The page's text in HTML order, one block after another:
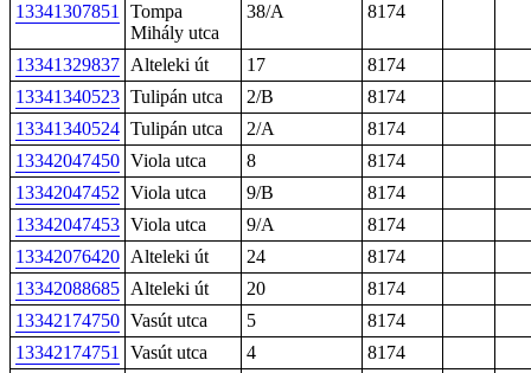
13341307851
Tompa
Mihály utca
38/A 8174
13341329837 Alteleki út 17
8174
13341340523 Tulipán utca 2/B
8174
13341340524 Tulipán utca 2/A
8174
13342047450 Viola utca 8
8174
13342047452 Viola utca 9/B
8174
13342047453 Viola utca 9/A
8174
13342076420 Alteleki út 24
8174
13342088685 Alteleki út 20
8174
13342174750 Vasút utca 5
8174
13342174751
Vasút utca 4
8174